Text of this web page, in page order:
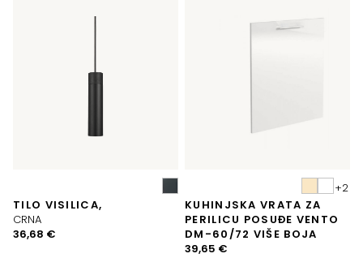
TILO VISILICA,
CRNA
36,68 €
KUHINJSKA VRATA ZA
PERILICU POSUĐE VENTO
DM-60/72 VIŠE BOJA
39,65 €